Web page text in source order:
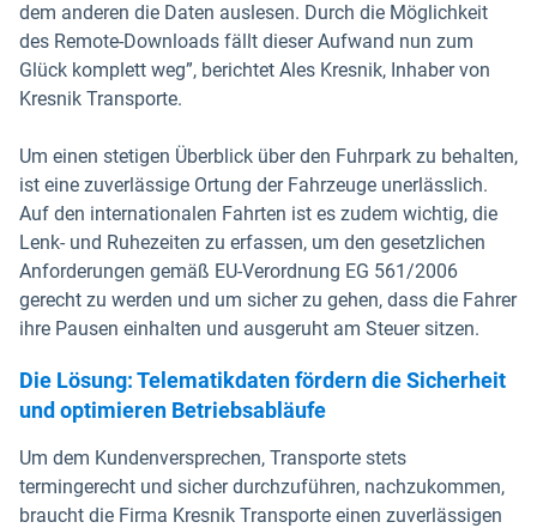
dem anderen die Daten auslesen. Durch die Möglichkeit
des Remote-Downloads fällt dieser Aufwand nun zum
Glück komplett weg”, berichtet Ales Kresnik, Inhaber von
Kresnik Transporte.
Um einen stetigen Überblick über den Fuhrpark zu behalten,
ist eine zuverlässige Ortung der Fahrzeuge unerlässlich.
Auf den internationalen Fahrten ist es zudem wichtig, die
Lenk- und Ruhezeiten zu erfassen, um den gesetzlichen
Anforderungen gemäß EU-Verordnung EG 561/2006
gerecht zu werden und um sicher zu gehen, dass die Fahrer
ihre Pausen einhalten und ausgeruht am Steuer sitzen.
Die Lösung: Telematikdaten fördern die Sicherheit
und optimieren Betriebsabläufe
Um dem Kundenversprechen, Transporte stets
termingerecht und sicher durchzuführen, nachzukommen,
braucht die Firma Kresnik Transporte einen zuverlässigen